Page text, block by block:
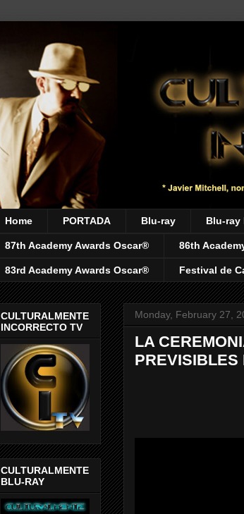
Home PORTADA Blu-ray Blu-ray
87th Academy Awards Oscar® 86th
83rd Academy Awards Oscar® Festival de
Monday, February 27,
LA
PREVISIBLES
CULTURALMENTE
INCORRECTO TV
CULTURALMENTE
BLU-RAY